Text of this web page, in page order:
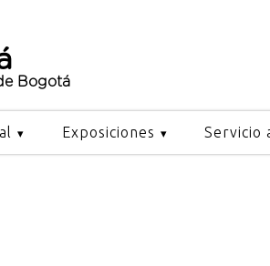
Bogotá
Exposiciones Servicio